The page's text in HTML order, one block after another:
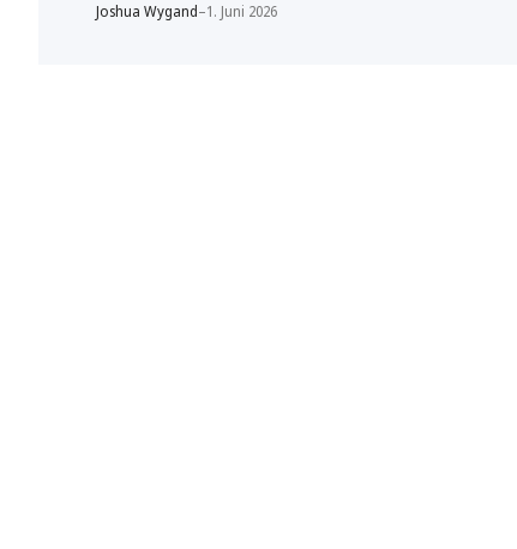
Joshua Wygand–1. Juni 2026